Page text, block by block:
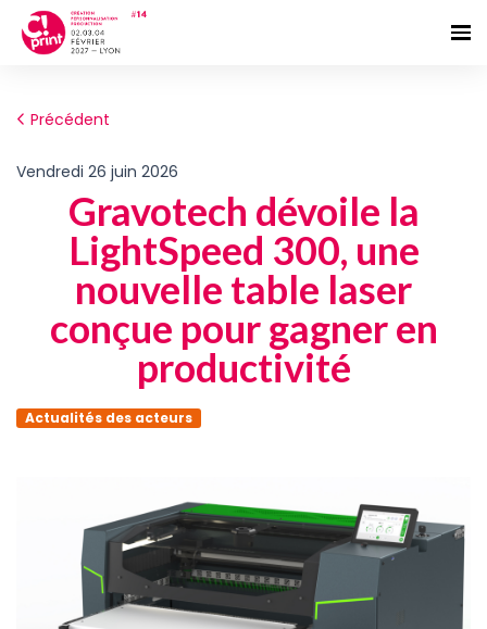
Précédent
vendredi 26 juin 2026
Gravotech dévoile la
LightSpeed 300, une
nouvelle table laser
conçue pour gagner en
productivité
Actualités des acteurs